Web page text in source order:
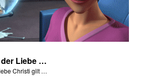
Die Botschaft der Liebe Christi gilt jedem von uns.
Die Botschaft der Liebe Christi gilt jedem von uns.